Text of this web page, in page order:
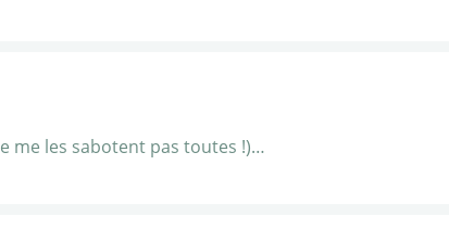
me les sabotent pas toutes !)…